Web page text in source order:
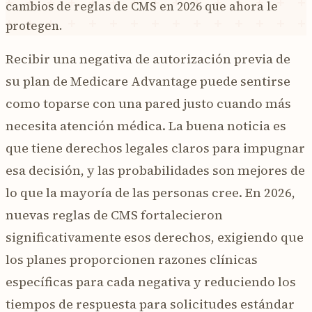
cambios de reglas de CMS en 2026 que ahora le
protegen.
Recibir una negativa de autorización previa de
su plan de Medicare Advantage puede sentirse
como toparse con una pared justo cuando más
necesita atención médica. La buena noticia es
que tiene derechos legales claros para impugnar
esa decisión, y las probabilidades son mejores de
lo que la mayoría de las personas cree. En 2026,
nuevas reglas de CMS fortalecieron
significativamente esos derechos, exigiendo que
los planes proporcionen razones clínicas
específicas para cada negativa y reduciendo los
tiempos de respuesta para solicitudes estándar